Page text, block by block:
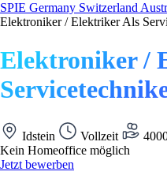
SPIE Germany Switzerland
Elektroniker / Elektriker Als
Elektroniker /
Idstein Vollzeit
Kein Homeoffice möglich
Jetzt bewerben